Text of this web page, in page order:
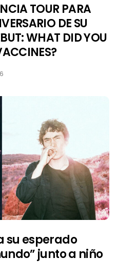
TOUR PARA
DE SU
WHAT DID YOU
su esperado
junto a niño